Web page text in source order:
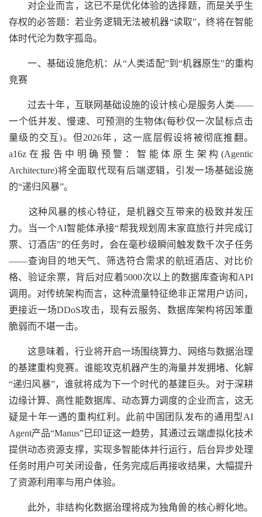
对企业而言，这已不是优化体验的选择题，而是关乎生
存权的必答题：若业务逻辑无法被机器“读取”，终将在智能
体时代沦为数字孤岛。
一、基础设施危机：从“人类适配”到“机器原生”的重构
竞赛
过去十年，互联网基础设施的设计核心是服务人类——
一个低并发、慢速、可预测的生物体(每秒仅一次鼠标点击
量级的交互)。但2026年，这一底层假设将被彻底推翻。
a16z在报告中明确预警：智能体原生架构(Agentic
Architecture)将全面取代现有后端逻辑，引发一场基础设施
的“递归风暴”。
这种风暴的核心特征，是机器交互带来的极致并发压
力。当一个AI智能体承接“帮我规划周末家庭旅行并完成订
票、订酒店”的任务时，会在毫秒级瞬间触发数千次子任务
——查询目的地天气、筛选符合需求的航班酒店、对比价
格、验证余票，背后对应着5000次以上的数据库查询和API
调用。对传统架构而言，这种流量特征绝非正常用户访问，
更接近一场DDoS攻击，现有云服务、数据库架构将因笨重
脆弱而不堪一击。
这意味着，行业将开启一场围绕算力、网络与数据治理
的基建重构竞赛。谁能攻克机器产生的海量并发拥堵、化解
“递归风暴”，谁就将成为下一个时代的基建巨头。对于深耕
边缘计算、高性能数据库、动态算力调度的企业而言，这无
疑是十年一遇的重构红利。此前中国团队发布的通用型AI
Agent产品“Manus”已印证这一趋势，其通过云端虚拟化技术
提供动态资源支撑，实现多智能体并行运行，后台异步处理
任务时用户可关闭设备，任务完成后再接收结果，大幅提升
了资源利用率与用户体验。
此外，非结构化数据治理将成为独角兽的核心孵化地。